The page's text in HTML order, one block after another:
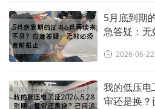
5月底到期
急答疑：
2026-06-22
我的低压
审还是换